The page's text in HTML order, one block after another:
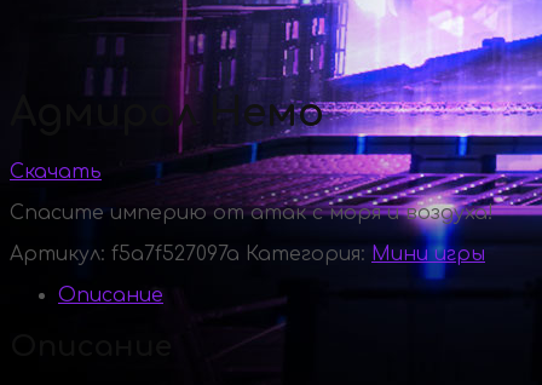
Адмирал Немо
Скачать
Спасите империю от атак с моря и воздуха!
Артикул: f5a7f527097a Категория: Мини игры
Описание